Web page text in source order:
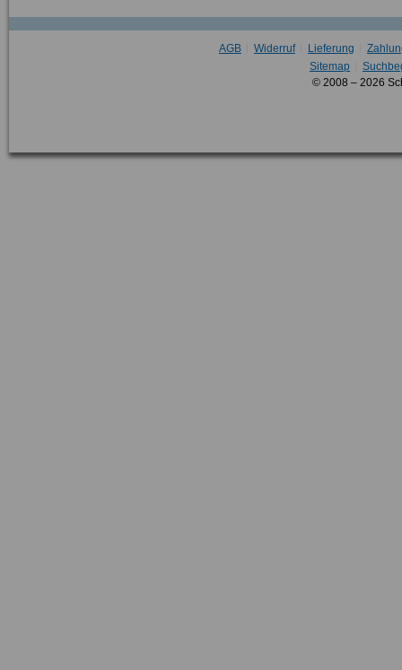
AGB Widerruf Lieferung
Sitemap
© 2008 – 2026